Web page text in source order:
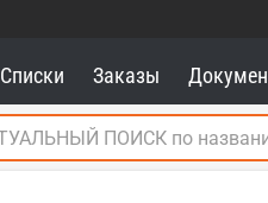
Списки Заказы